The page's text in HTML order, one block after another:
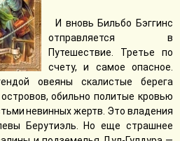
И вновь Бильбо Бэггинс
отправляется в
Путешествие. Третье по
счету, и самое опасное.
овеяны скалистые берега
обильно политые кровью
невинных жертв. Это владения
Берутиэль. Но еще страшнее